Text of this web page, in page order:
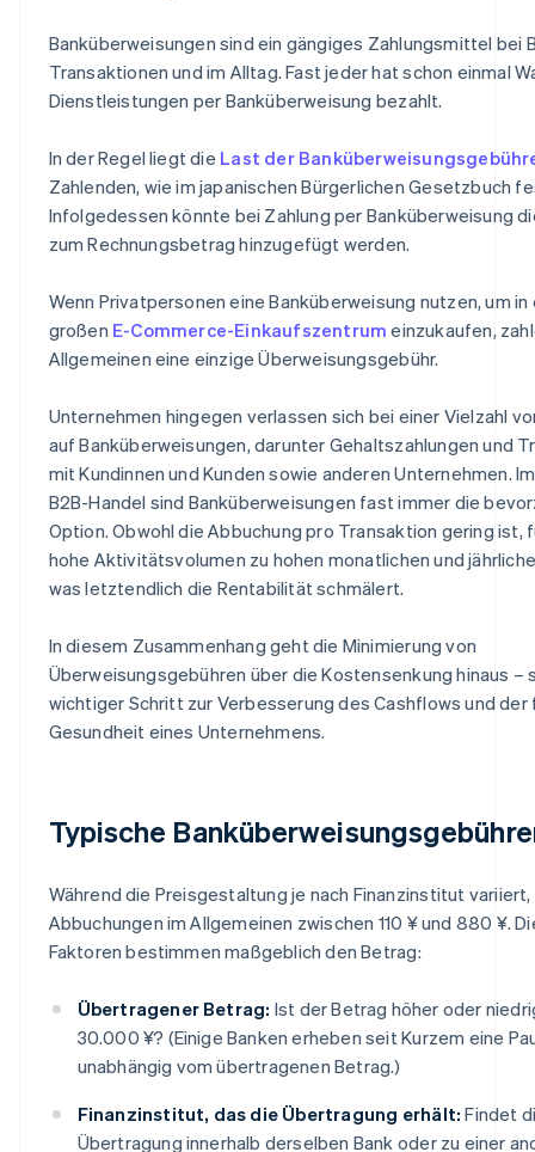
Banküberweisungen sind ein gängiges Zahlungsmittel bei
Transaktionen und im Alltag. Fast jeder hat schon einmal
Dienstleistungen per Banküberweisung bezahlt.
In der Regel liegt die Last der
Zahlenden, wie im japanischen Bürgerlichen Gesetzbuch
Infolgedessen könnte bei Zahlung per Banküberweisung
zum Rechnungsbetrag hinzugefügt werden.
Wenn Privatpersonen eine Banküberweisung nutzen, um in
großen E-Commerce-Einkaufszentrum einzukaufen,
Allgemeinen eine einzige Überweisungsgebühr.
Unternehmen hingegen verlassen sich bei einer Vielzahl
auf Banküberweisungen, darunter Gehaltszahlungen und
mit Kundinnen und Kunden sowie anderen Unternehmen.
B2B-Handel sind Banküberweisungen fast immer die
Option. Obwohl die Abbuchung pro Transaktion gering ist,
hohe Aktivitätsvolumen zu hohen monatlichen und
was letztendlich die Rentabilität schmälert.
In diesem Zusammenhang geht die Minimierung von
Überweisungsgebühren über die Kostensenkung hinaus –
wichtiger Schritt zur Verbesserung des Cashflows und der
Gesundheit eines Unternehmens.
Typische
Während die Preisgestaltung je nach Finanzinstitut
Abbuchungen im Allgemeinen zwischen 110 ¥ und 880 ¥.
Faktoren bestimmen maßgeblich den Betrag:
Übertragener Betrag: Ist der Betrag höher oder
30.000 ¥? (Einige Banken erheben seit Kurzem eine
unabhängig vom übertragenen Betrag.)
Finanzinstitut, das die Übertragung erhält: Findet
Übertragung innerhalb derselben Bank oder zu einer